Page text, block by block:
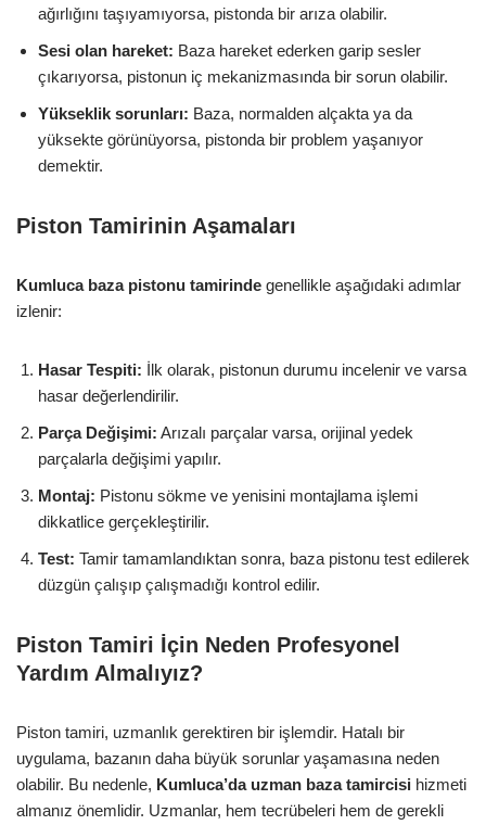
ağırlığını taşıyamıyorsa, pistonda bir arıza olabilir.
Sesi olan hareket: Baza hareket ederken garip sesler
çıkarıyorsa, pistonun iç mekanizmasında bir sorun olabilir.
Yükseklik sorunları: Baza, normalden alçakta ya da
yüksekte görünüyorsa, pistonda bir problem yaşanıyor
demektir.
Piston Tamirinin Aşamaları
Kumluca baza pistonu tamirinde genellikle aşağıdaki adımlar
izlenir:
Hasar Tespiti: İlk olarak, pistonun durumu incelenir ve varsa
hasar değerlendirilir.
Parça Değişimi: Arızalı parçalar varsa, orijinal yedek
parçalarla değişimi yapılır.
Montaj: Pistonu sökme ve yenisini montajlama işlemi
dikkatlice gerçekleştirilir.
Test: Tamir tamamlandıktan sonra, baza pistonu test edilerek
düzgün çalışıp çalışmadığı kontrol edilir.
Piston Tamiri İçin Neden Profesyonel
Yardım Almalıyız?
Piston tamiri, uzmanlık gerektiren bir işlemdir. Hatalı bir
uygulama, bazanın daha büyük sorunlar yaşamasına neden
olabilir. Bu nedenle, Kumluca’da uzman baza tamircisi hizmeti
almanız önemlidir. Uzmanlar, hem tecrübeleri hem de gerekli